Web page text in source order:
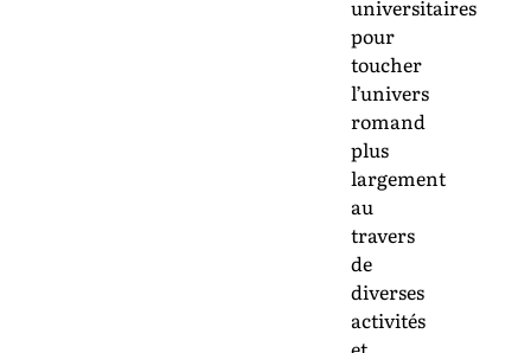
universitaires
pour
toucher
l’univers
romand
plus
largement
au
travers
de
diverses
activités